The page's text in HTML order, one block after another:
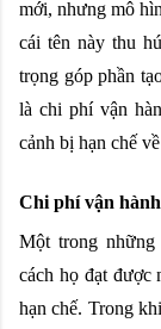
mới, nhưng mô
cái tên này thu
trọng góp phần
là chi phí vận
cảnh bị hạn chế
Chi phí vận
Một trong những
cách họ đạt được
hạn chế. Trong